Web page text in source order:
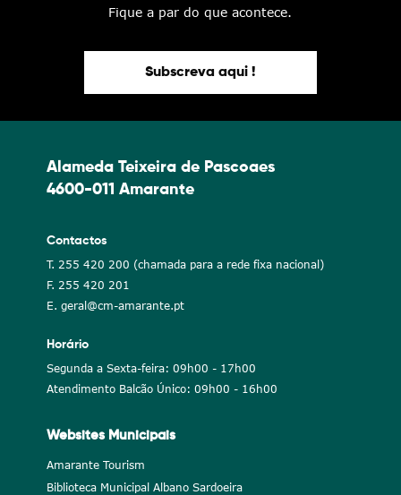
Fique a par do que acontece.
Subscreva aqui !
Alameda Teixeira de Pascoaes
4600-011 Amarante
Contactos
T. 255 420 200 (chamada para a rede fixa nacional)
F. 255 420 201
E. geral@cm-amarante.pt
Horário
Segunda a Sexta-feira: 09h00 - 17h00
Atendimento Balcão Único: 09h00 - 16h00
Websites Municipais
Amarante Tourism
Biblioteca Municipal Albano Sardoeira